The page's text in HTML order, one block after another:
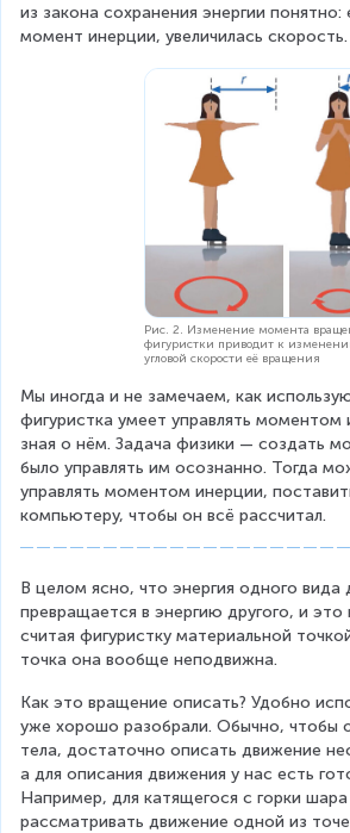
из закона сохранения энергии понятно:
момент инерции, увеличилась скорость.
Рис. 2. Изменение момента
фигуристки приводит к
угловой скорости её вращения
Мы иногда и не замечаем, как
фигуристка умеет управлять
зная о нём. Задача физики — создать
было управлять им осознанно. Тогда
управлять моментом инерции,
компьютеру, чтобы он всё рассчитал.
В целом ясно, что энергия одного вида
превращается в энергию другого, и это
считая фигуристку материальной
точка она вообще неподвижна.
Как это вращение описать? Удобно
уже хорошо разобрали. Обычно, чтобы
тела, достаточно описать движение
а для описания движения у нас есть
Например, для катящегося с горки
рассматривать движение одной из